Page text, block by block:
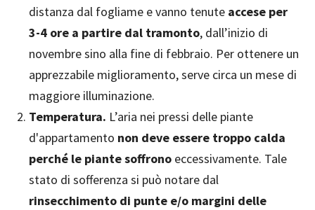
distanza dal fogliame e vanno tenute accese per
3-4 ore a partire dal tramonto, dall’inizio di
novembre sino alla fine di febbraio. Per ottenere un
apprezzabile miglioramento, serve circa un mese di
maggiore illuminazione.
Temperatura. L’aria nei pressi delle piante
d'appartamento non deve essere troppo calda
perché le piante soffrono eccessivamente. Tale
stato di sofferenza si può notare dal
rinsecchimento di punte e/o margini delle